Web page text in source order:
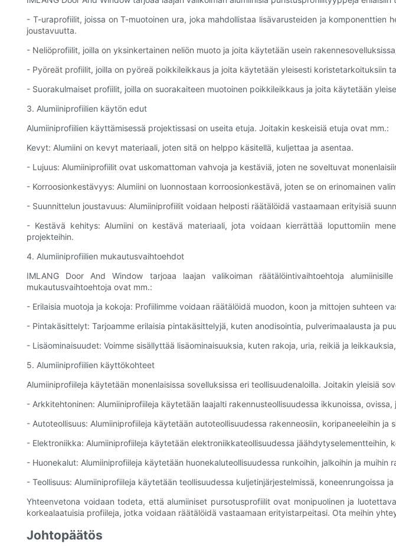
- T-uraprofiilit, joissa on T-muotoinen ura, joka mahdollistaa lisävarusteiden ja
joustavuutta.
- Neliöprofiilit, joilla on yksinkertainen neliön muoto ja joita käytetään usein
- Pyöreät profiilit, joilla on pyöreä poikkileikkaus ja joita käytetään yleisesti koristetarkoituksiin
- Suorakulmaiset profiilit, joilla on suorakaiteen muotoinen poikkileikkaus ja joita käytetään
3. Alumiiniprofiilien käytön edut
Alumiiniprofiilien käyttämisessä projektissasi on useita etuja. Joitakin keskeisiä etuja ovat mm.:
Kevyt: Alumiini on kevyt materiaali, joten sitä on helppo käsitellä, kuljettaa ja asentaa.
- Lujuus: Alumiiniprofiilit ovat uskomattoman vahvoja ja kestäviä, joten ne soveltuvat
- Korroosionkestävyys: Alumiini on luonnostaan korroosionkestävä, joten se on erinomainen
- Suunnittelun joustavuus: Alumiiniprofiilit voidaan helposti räätälöidä vastaamaan erityisiä
- Kestävä kehitys: Alumiini on kestävä materiaali, jota voidaan kierrättää loputtomiin
projekteihin.
4. Alumiiniprofiilien mukautusvaihtoehdot
IMLANG Door And Window tarjoaa laajan valikoiman räätälöintivaihtoehtoja
mukautusvaihtoehtoja ovat mm.:
- Erilaisia muotoja ja kokoja: Profiilimme voidaan räätälöidä muodon, koon ja mittojen suhteen
- Pintakäsittelyt: Tarjoamme erilaisia pintakäsittelyjä, kuten anodisointia, pulverimaalausta ja
- Lisäominaisuudet: Voimme sisällyttää lisäominaisuuksia, kuten rakoja, uria, reikiä ja
5. Alumiiniprofiilien käyttökohteet
Alumiiniprofiileja käytetään monenlaisissa sovelluksissa eri teollisuudenaloilla. Joitakin yleisiä
- Arkkitehtoninen: Alumiiniprofiileja käytetään laajalti rakennusteollisuudessa ikkunoissa,
- Autoteollisuus: Alumiiniprofiileja käytetään autoteollisuudessa rakenneosiin, koripaneeleihin ja
- Elektroniikka: Alumiiniprofiileja käytetään elektroniikkateollisuudessa jäähdytyselementteihin,
- Huonekalut: Alumiiniprofiileja käytetään huonekaluteollisuudessa runkoihin, jalkoihin ja muihin
- Teollisuus: Alumiiniprofiileja käytetään teollisuudessa kuljetinjärjestelmissä, koneenrungoissa ja
Yhteenvetona voidaan todeta, että alumiiniset pursotusprofiilit ovat monipuolinen ja
korkealaatuisia profiileja, jotka voidaan räätälöidä vastaamaan erityistarpeitasi. Ota meihin
Johtopäätös